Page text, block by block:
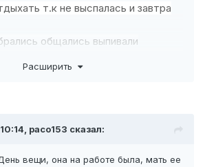
т.к не выспалась и завтра
общались выпивали
в конце встречи жена друга
это не было ничего.)
Расширить
paco153 сказал:
вещи, она на работе была, мать ее